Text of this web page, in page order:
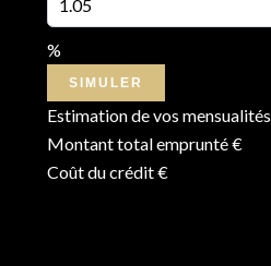
%
SIMULER
Estimation de vos mensualités
Montant total emprunté€
Coût du crédit€